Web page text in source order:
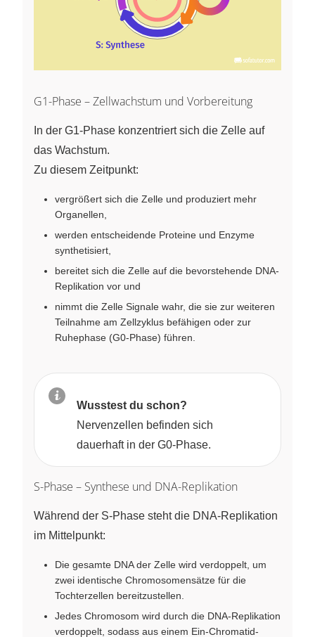
G1-Phase – Zellwachstum und Vorbereitung
In der G1-Phase konzentriert sich die Zelle auf
das Wachstum.
Zu diesem Zeitpunkt:
vergrößert sich die Zelle und produziert mehr
Organellen,
werden entscheidende Proteine und Enzyme
synthetisiert,
bereitet sich die Zelle auf die bevorstehende DNA-
Replikation vor und
nimmt die Zelle Signale wahr, die sie zur weiteren
Teilnahme am Zellzyklus befähigen oder zur
Ruhephase (G0-Phase) führen.
Wusstest du schon?
Nervenzellen befinden sich
dauerhaft in der G0-Phase.
S-Phase – Synthese und DNA-Replikation
Während der S-Phase steht die DNA-Replikation
im Mittelpunkt:
Die gesamte DNA der Zelle wird verdoppelt, um
zwei identische Chromosomensätze für die
Tochterzellen bereitzustellen.
Jedes Chromosom wird durch die DNA-Replikation
verdoppelt, sodass aus einem Ein-Chromatid-